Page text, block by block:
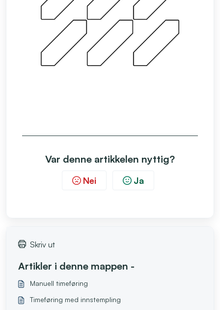
Var denne artikkelen nyttig?
Nei Ja
Skriv ut
Artikler i denne mappen -
Manuell timeføring
Timeføring med innstempling